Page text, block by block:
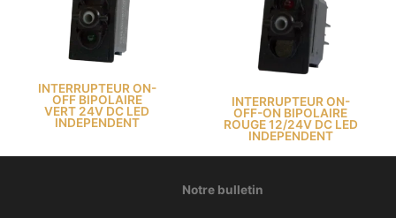
INTERRUPTEUR ON-
OFF BIPOLAIRE
VERT 24V DC LED
INDEPENDENT
INTERRUPTEUR ON-
OFF-ON BIPOLAIRE
ROUGE 12/24V DC LED
INDEPENDENT
Notre bulletin